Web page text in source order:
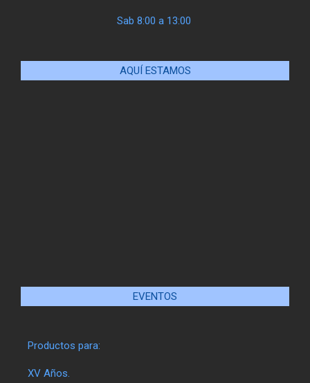
Sab 8:00 a 13:00
AQUÍ ESTAMOS
EVENTOS
Productos para:
XV Años.